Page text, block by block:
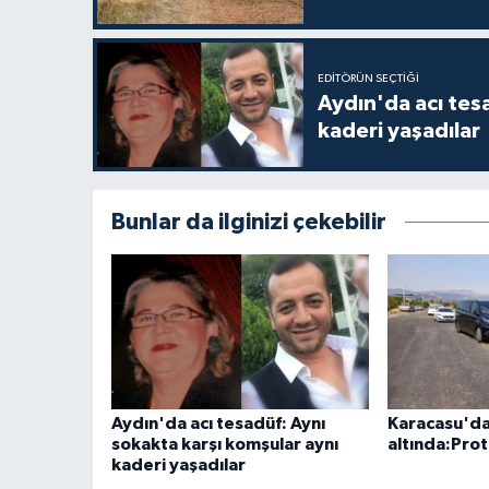
EDITÖRÜN SEÇTIĞI
Aydın'da acı
kaderi yaşadılar
Bunlar da ilginizi çekebilir
Aydın'da acı tesadüf: Aynı
sokakta karşı komşular aynı
kaderi yaşadılar